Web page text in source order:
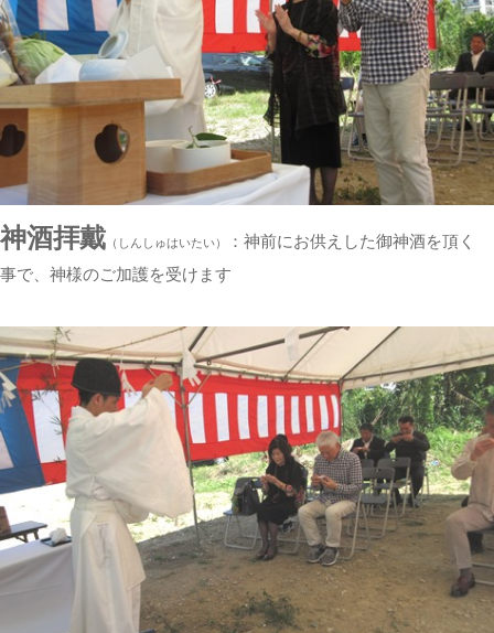
神酒拝戴 （しんしゅはいたい）
：神前にお供えした御神酒を頂く
事で、神様のご加護を受けます